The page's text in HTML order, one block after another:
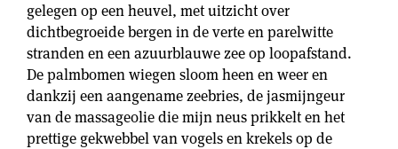
gelegen op een heuvel, met uitzicht over
dichtbegroeide bergen in de verte en parelwitte
stranden en een azuurblauwe zee op loopafstand.
De palmbomen wiegen sloom heen en weer en
dankzij een aangename zeebries, de jasmijngeur
van de massageolie die mijn neus prikkelt en het
prettige gekwebbel van vogels en krekels op de